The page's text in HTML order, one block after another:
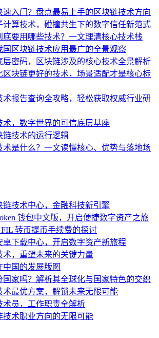
速入门？盘点最易上手的区块链技术方向
计算技术，碰撞共生下的数字信任新范式
底要用哪些技术？一文理清核心技术栈
国区块链技术应用最广的全景观察
层密码，区块链涉及的核心技术全景解析
区块链更好的技术，场景适配才是核心标
术报告查询全攻略，轻松获取权威行业研
术，数字世界的可信底层基座
链技术的运行逻辑
术是什么？一文读懂核心、优势与落地场
链技术中心，金融科技新引擎
钱包中文版，开启便捷数字资产之旅
转币提币手续费的探讨
卓下载中心，开启数字资产新旅程
术，重塑未来的关键力量
中国的发展版图
国家吗？解析其全球化与国家特色的交织
术最优方案，解锁未来无限可能
术员，工作职责全解析
技术职业方向的无限可能